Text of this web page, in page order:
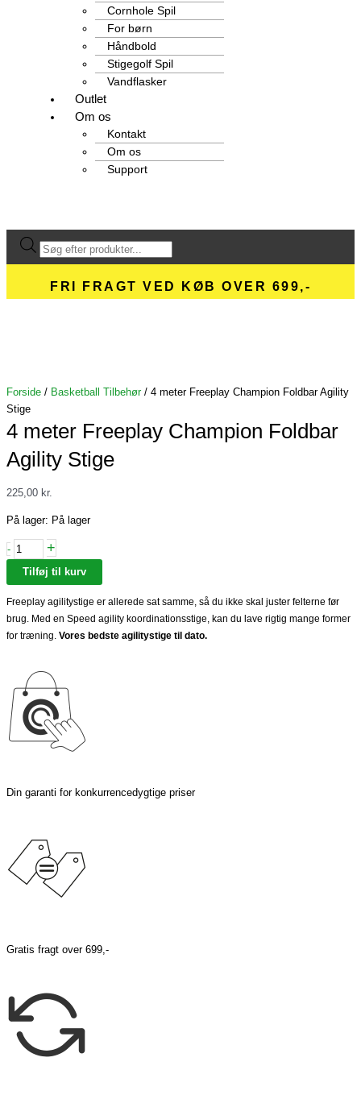
Cornhole Spil
For børn
Håndbold
Stigegolf Spil
Vandflasker
Outlet
Om os
Kontakt
Om os
Support
Products
search
FRI FRAGT VED KØB OVER 699,-
Forside / Basketball Tilbehør/ 4 meter Freeplay Champion Foldbar Agility
Stige
4 meter Freeplay Champion Foldbar
Agility Stige
225,00 kr.
På lager: På lager
-
4
Freeplay
Champion
Foldbar
Agility
Stige
antal
+
Tilføj til kurv
Freeplay agilitystige er allerede sat samme, så du ikke skal juster felterne før
brug. Med en Speed agility koordinationsstige, kan du lave rigtig mange former
for træning. Vores bedste agilitystige til dato.
Din garanti for konkurrencedygtige priser
Gratis fragt over 699,-